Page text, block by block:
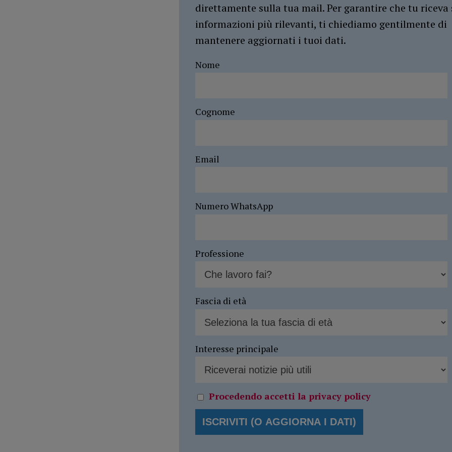
direttamente sulla tua mail. Per garantire che tu riceva
informazioni più rilevanti, ti chiediamo gentilmente di
mantenere aggiornati i tuoi dati.
Nome
Cognome
Email
Numero WhatsApp
Professione
Fascia di età
Interesse principale
Procedendo accetti la privacy policy